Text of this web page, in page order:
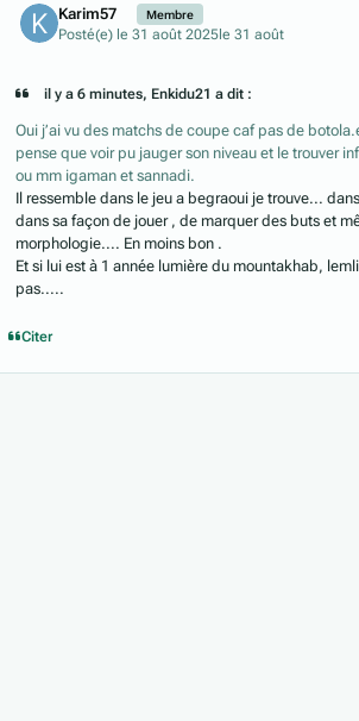
Karim57 Membre
Posté(e) le 31 août 2025 le 31 août
il y a 6 minutes, Enkidu21 a dit :
Oui j’ai vu des matchs de coupe caf pas de
pense que voir pu jauger son niveau et le trouver
ou mm igaman et sannadi.
Il ressemble dans le jeu a begraoui je trouve...
dans sa façon de jouer , de marquer des buts et
morphologie.... En moins bon .
Et si lui est à 1 année lumière du mountakhab,
pas.....
Citer